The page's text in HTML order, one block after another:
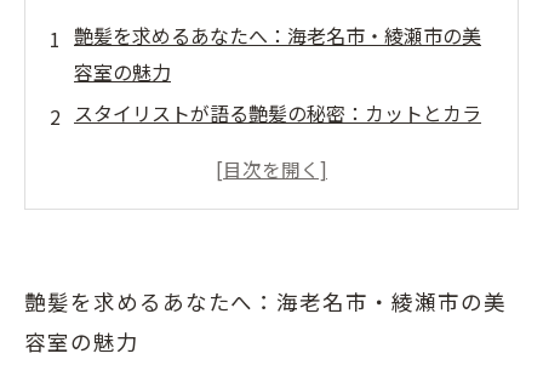
艶髪を求めるあなたへ：海老名市・綾瀬市の美
容室の魅力
スタイリストが語る艶髪の秘密：カットとカラ
理想の艶髪に近づくためのカウンセリングの力
新しい自分を発見！海老名市・綾瀬市の美容室
で艶髪を体験
艶髪を求めるあなたへ：海老名市・綾瀬市の美
容室の魅力